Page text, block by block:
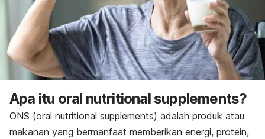
Apa itu oral nutritional supplements?
ONS (oral nutritional supplements) adalah produk atau
makanan yang bermanfaat memberikan energi, protein,